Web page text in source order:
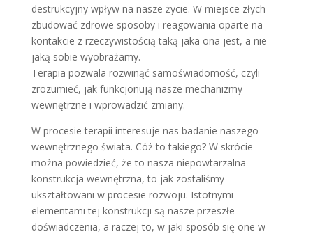
destrukcyjny wpływ na nasze życie. W miejsce złych
zbudować zdrowe sposoby i reagowania oparte na
kontakcie z rzeczywistością taką jaka ona jest, a nie
jaką sobie wyobrażamy.
Terapia pozwala rozwinąć samoświadomość, czyli
zrozumieć, jak funkcjonują nasze mechanizmy
wewnętrzne i wprowadzić zmiany.
W procesie terapii interesuje nas badanie naszego
wewnętrznego świata. Cóż to takiego? W skrócie
można powiedzieć, że to nasza niepowtarzalna
konstrukcja wewnętrzna, to jak zostaliśmy
ukształtowani w procesie rozwoju. Istotnymi
elementami tej konstrukcji są nasze przeszłe
doświadczenia, a raczej to, w jaki sposób się one w